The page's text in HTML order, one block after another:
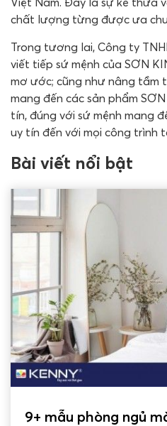
chất lượng từng được ưa
Trong tương lai, Công ty
viết tiếp sứ mệnh của SƠN
mơ ước; cũng như nâng tầm
mang đến các sản phẩm
tín, đúng với sứ mệnh mang
uy tín đến với mọi công trình
Bài viết nổi bật
9+ mẫu phòng ngủ